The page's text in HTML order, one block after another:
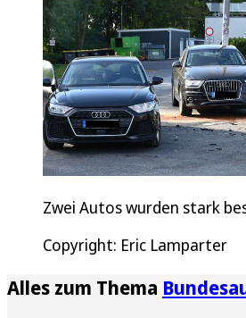
Zwei Autos wurden stark
Copyright: Eric Lamparter
Alles zum Thema